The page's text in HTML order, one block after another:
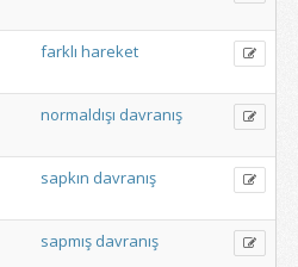
farklı hareket
normaldışı davranış
sapkın davranış
sapmış davranış